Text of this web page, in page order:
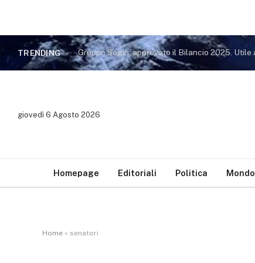
TRENDING
giovedì 6 Agosto 2026
Homepage Editoriali Politica Mondo
Home » senatori